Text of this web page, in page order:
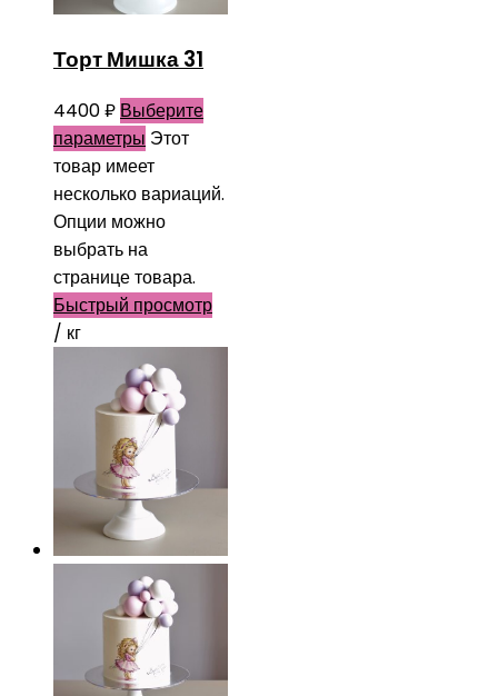
Торт Мишка 31
4400₽ Выберите
параметры Этот
товар имеет
несколько вариаций.
Опции можно
выбрать на
странице товара.
Быстрый просмотр
/ кг